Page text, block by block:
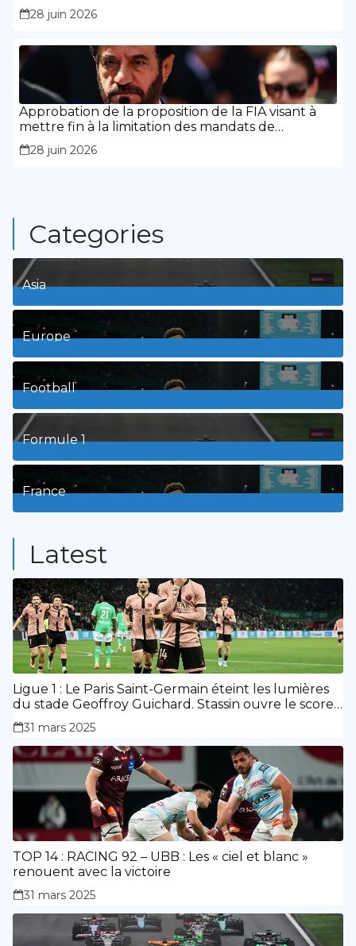
28 juin 2026
Approbation de la proposition de la FIA visant à
mettre fin à la limitation des mandats de
présidence
28 juin 2026
Categories
Asia
1Posts
Europe
3Posts
Football
8Posts
Formule 1
3Posts
France
Latest
Ligue 1 : Le Paris Saint-Germain éteint les lumières
du stade Geoffroy Guichard. Stassin ouvre le score,
doublé de Doué.
31 mars 2025
TOP 14 : RACING 92 – UBB : Les « ciel et blanc »
renouent avec la victoire
31 mars 2025